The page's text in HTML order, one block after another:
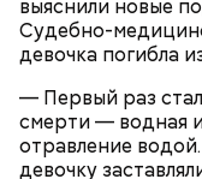
выяснили новые
Судебно-
девочка погибла
— Первый раз
смерти — водная
отравление
девочкуPlay
доказать его
удалось. Когда
заявил, что
что яд могли
недоброжелатели .